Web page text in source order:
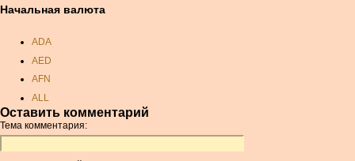
Начальная валюта
ADA
AED
AFN
ALL
AMD
ANC
ANG
Оставить комментарий
Тема комментария: